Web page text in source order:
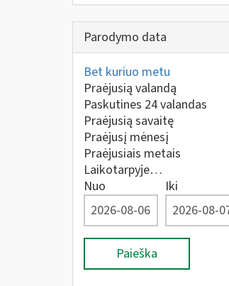
Parodymo data
Bet kuriuo metu
Praėjusią valandą
Paskutines 24 valandas
Praėjusią savaitę
Praėjusį mėnesį
Praėjusiais metais
Laikotarpyje…
Nuo
Iki
Paieška